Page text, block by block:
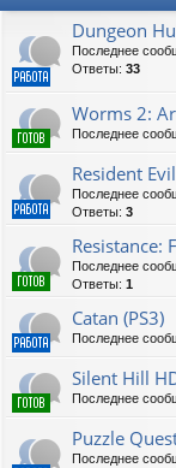
Dungeon
Последнее
Ответы: 33
Worms 2:
Последнее
Resident
Последнее
Ответы: 3
Resistance:
Последнее
Ответы: 1
Catan (PS3)
Последнее
Silent Hill
Последнее
Puzzle
Последнее